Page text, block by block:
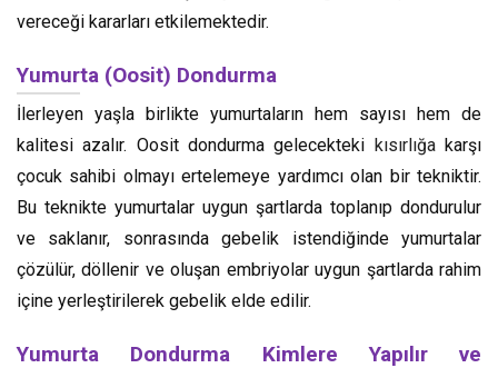
vereceği kararları etkilemektedir.
Yumurta (Oosit) Dondurma
İlerleyen yaşla birlikte yumurtaların hem sayısı hem de
kalitesi azalır. Oosit dondurma gelecekteki kısırlığakarşı
çocuk sahibi olmayı ertelemeye yardımcı olan bir tekniktir.
Bu teknikte yumurtalar uygun şartlarda toplanıp dondurulur
ve saklanır, sonrasında gebelik istendiğinde yumurtalar
çözülür, döllenir ve oluşan embriyolar uygun şartlarda rahim
içine yerleştirilerek gebelik elde edilir.
Yumurta Dondurma Kimlere Yapılır ve